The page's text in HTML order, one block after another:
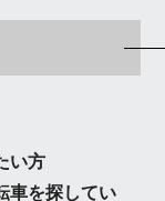
い方
車を探してい